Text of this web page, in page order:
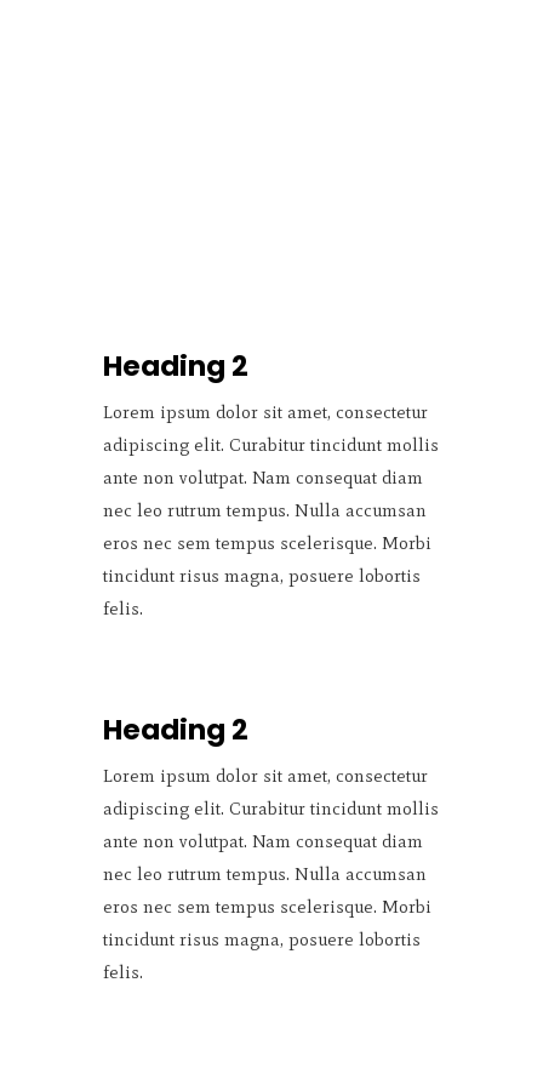
Heading 2
Lorem ipsum dolor sit amet, consectetur
adipiscing elit. Curabitur tincidunt mollis
ante non volutpat. Nam consequat diam
nec leo rutrum tempus. Nulla accumsan
eros nec sem tempus scelerisque. Morbi
tincidunt risus magna, posuere lobortis
felis.
Heading 2
Lorem ipsum dolor sit amet, consectetur
adipiscing elit. Curabitur tincidunt mollis
ante non volutpat. Nam consequat diam
nec leo rutrum tempus. Nulla accumsan
eros nec sem tempus scelerisque. Morbi
tincidunt risus magna, posuere lobortis
felis.